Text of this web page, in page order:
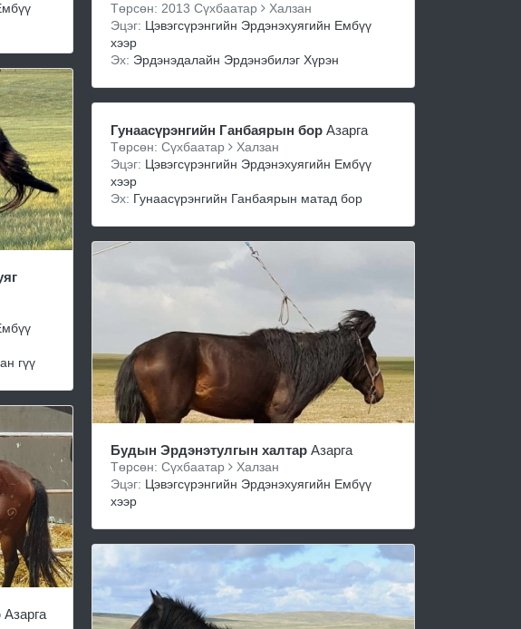
гүү
Азарга
Төрсөн: 2013 Сүхбаатар
Халзан
Эцэг: Цэвэгсүрэнгийн Эрдэнэхуягийн Ембүү
хээр
Эх: Эрдэнэдалайн Эрдэнэбилэг Хүрэн
Гунаасүрэнгийн Ганбаярын борАзарга
Төрсөн: Сүхбаатар
Халзан
Эцэг: Цэвэгсүрэнгийн Эрдэнэхуягийн Ембүү
хээр
Эх: Гунаасүрэнгийн Ганбаярын матад бор
Будын Эрдэнэтулгын халтар Азарга
Төрсөн: Сүхбаатар
Халзан
Эцэг: Цэвэгсүрэнгийн Эрдэнэхуягийн Ембүү
хээр